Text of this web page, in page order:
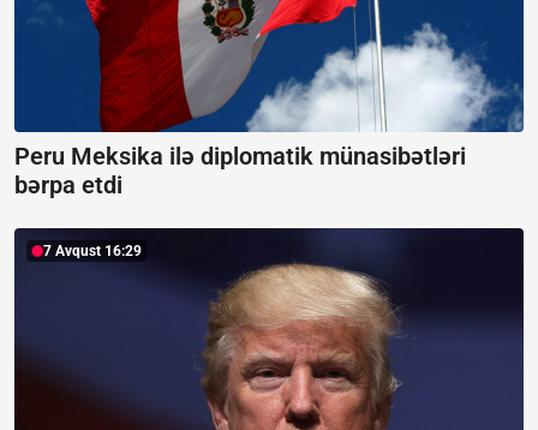
Peru Meksika ilə diplomatik münasibətləri
bərpa etdi
7 Avqust 16:29